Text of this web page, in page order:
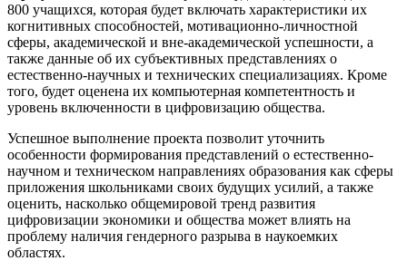
800 учащихся, которая будет включать характеристики их
когнитивных способностей, мотивационно-личностной
сферы, академической и вне-академической успешности, а
также данные об их субъективных представлениях о
естественно-научных и технических специализациях. Кроме
того, будет оценена их компьютерная компетентность и
уровень включенности в цифровизацию общества.
Успешное выполнение проекта позволит уточнить
особенности формирования представлений о естественно-
научном и техническом направлениях образования как сферы
приложения школьниками своих будущих усилий, а также
оценить, насколько общемировой тренд развития
цифровизации экономики и общества может влиять на
проблему наличия гендерного разрыва в наукоемких
областях.